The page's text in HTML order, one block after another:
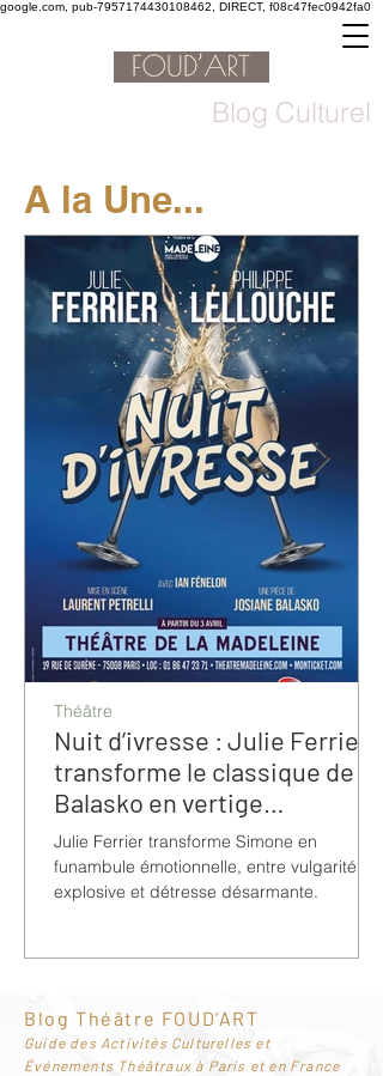
google.com, pub-7957174430108462, DIRECT, f08c47fec0942fa0
Blog Culturel
A la Une...
Nuit d’ivresse : Julie Ferrier
transforme le classique de
Balasko en vertige
bouleversant
Julie Ferrier transforme Simone en
funambule émotionnelle, entre vulgarité
explosive et détresse désarmante.
Théâtre
Blog Théâtre FOUD'ART
Guide des Activités Culturelles et
Événements Théâtraux à Paris et en France